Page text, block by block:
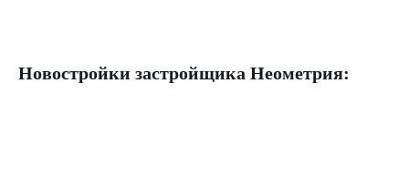
Новостройки застройщика Неометрия: